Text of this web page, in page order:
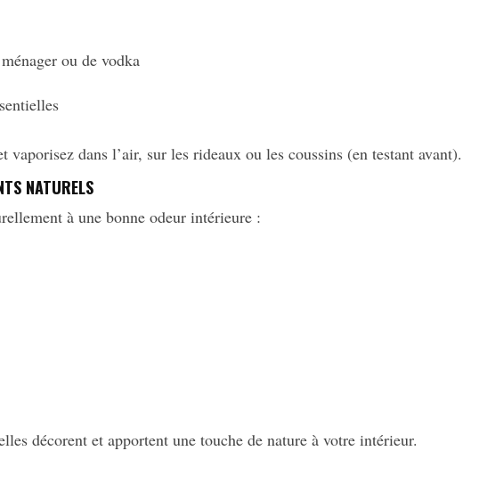
ou de vodka
vaporisez dans l’air, sur les rideaux ou les coussins (en testant avant).
NATURELS
à une bonne odeur intérieure :
décorent et apportent une touche de nature à votre intérieur.